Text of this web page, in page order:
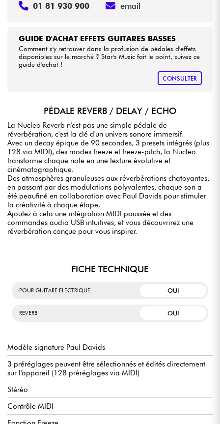
GUIDE D'ACHAT EFFETS GUITARES BASSES
Comment s'y retrouver dans la profusion de pédales d'effets
disponibles sur le marché ? Star's Music fait le point, suivez ce
guide d'achat !
CONSULTER
01 81 930 900 email
PÉDALE REVERB / DELAY / ECHO
La Nucleo Reverb n'est pas une simple pédale de
réverbération, c'est la clé d'un univers sonore immersif.
Avec un decay épique de 90 secondes, 3 presets intégrés (plus
128 via MIDI), des modes freeze et freeze-pitch, la Nucleo
transforme chaque note en une texture évolutive et
cinématographique.
Des atmosphères granuleuses aux réverbérations chatoyantes,
en passant par des modulations polyvalentes, chaque son a
été peaufiné en collaboration avec Paul Davids pour stimuler
la créativité à chaque étape.
Ajoutez à cela une intégration MIDI poussée et des
commandes audio USB intuitives, et vous découvrirez une
réverbération conçue pour vous inspirer.
FICHE TECHNIQUE
POUR GUITARE ELECTRIQUE OUI
REVERB OUI
Modèle signature Paul Davids
3 préréglages peuvent être sélectionnés et édités directement
sur l'appareil (128 préréglages via MIDI)
Stéréo
Contrôle MIDI